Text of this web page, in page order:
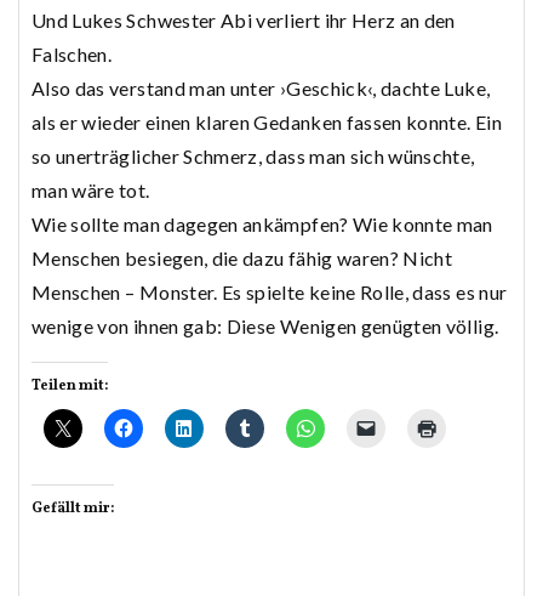
Und Lukes Schwester Abi verliert ihr Herz an den
Falschen.
Also das verstand man unter ›Geschick‹, dachte Luke,
als er wieder einen klaren Gedanken fassen konnte. Ein
so unerträglicher Schmerz, dass man sich wünschte,
man wäre tot.
Wie sollte man dagegen ankämpfen? Wie konnte man
Menschen besiegen, die dazu fähig waren? Nicht
Menschen – Monster. Es spielte keine Rolle, dass es nur
wenige von ihnen gab: Diese Wenigen genügten völlig.
Teilen mit:
Gefällt mir: